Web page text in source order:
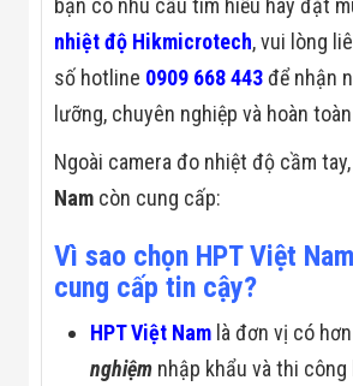
nhiệt độ Hikmicrotech, vui lòng
số hotline 0909 668 443để nhận
lưỡng, chuyên nghiệp và hoàn
Ngoài camera đo nhiệt độ cầm tay,
Nam còn cung cấp:
Vì sao chọn HPT Việt
cung cấp tin cậy?
HPT Việt Nam là đơn vị có hơn
nghiệm nhập khẩu và thi công